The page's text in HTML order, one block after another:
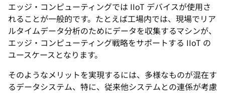
エッジ・コンピューティングでは IIoT デバイスが使用さ
れることが一般的です。たとえば工場内では、現場でリア
ルタイムデータ分析のためにデータを収集するマシンが、
エッジ・コンピューティング戦略をサポートする IIoT の
ユースケースとなります。
そのようなメリットを実現するには、多様なものが混在す
るデータシステム、特に、従来他システムとの連係が考慮